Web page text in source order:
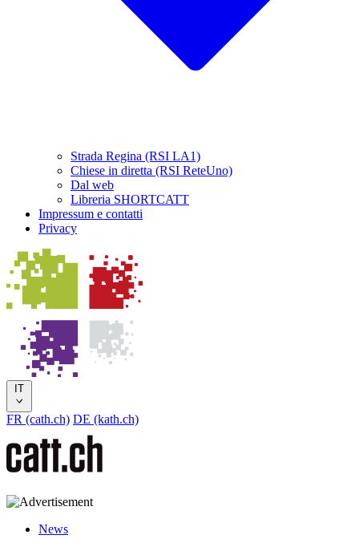
Strada Regina (RSI LA1)
Chiese in diretta (RSI ReteUno)
Dal web
Libreria SHORTCATT
Impressum e contatti
Privacy
IT
FR (cath.ch) DE (kath.ch)
News